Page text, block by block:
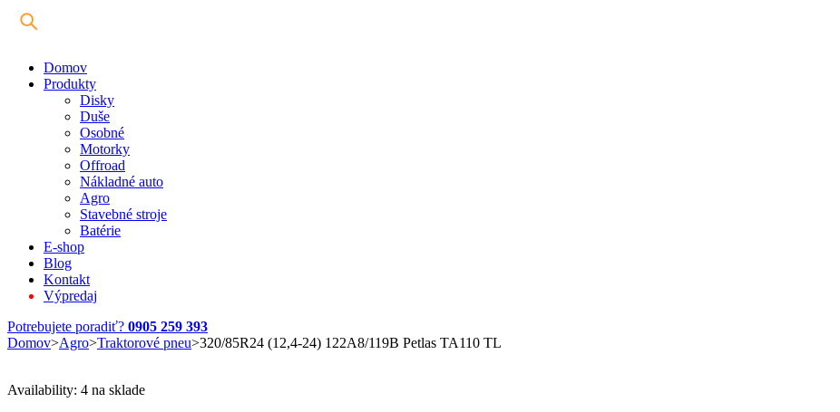
Domov
Produkty
Disky
Duše
Osobné
Motorky
Offroad
Nákladné auto
Agro
Stavebné stroje
Batérie
E-shop
Blog
Kontakt
Výpredaj
Potrebujete poradiť? 0905 259 393
Domov>Agro>Traktorové pneu>320/85R24 (12,4-24) 122A8/119B Petlas TA110 TL
Availability: 4 na sklade